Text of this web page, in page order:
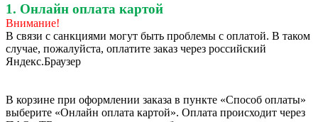
1. Онлайн оплата картой
Внимание!
В связи с санкциями могут быть проблемы с оплатой. В таком
случае, пожалуйста, оплатите заказ через российский
Яндекс.Браузер
В корзине при оформлении заказа в пункте «Способ оплаты»
выберите «Онлайн оплата картой». Оплата происходит через